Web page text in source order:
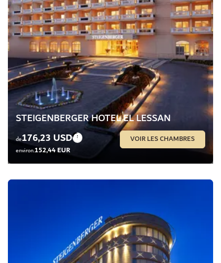
STEIGENBERGER HOTEL EL LESSAN
de176,23 USD
environ.152,44 EUR
VOIR LES CHAMBRES